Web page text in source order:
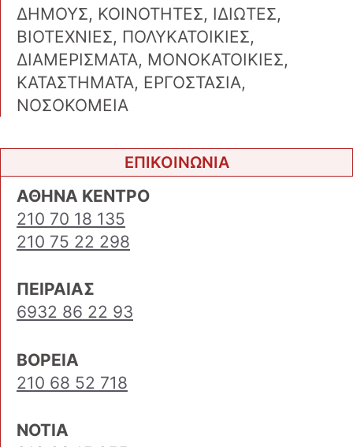
ΔΗΜΟΥΣ, ΚΟΙΝΟΤΗΤΕΣ, ΙΔΙΩΤΕΣ,
ΒΙΟΤΕΧΝΙΕΣ, ΠΟΛΥΚΑΤΟΙΚΙΕΣ,
ΔΙΑΜΕΡΙΣΜΑΤΑ, ΜΟΝΟΚΑΤΟΙΚΙΕΣ,
ΚΑΤΑΣΤΗΜΑΤΑ, ΕΡΓΟΣΤΑΣΙΑ,
ΝΟΣΟΚΟΜΕΙΑ
ΕΠΙΚΟΙΝΩΝΙΑ
ΑΘΗΝΑ ΚΕΝΤΡΟ
210 70 18 135
210 75 22 298
ΠΕΙΡΑΙΑΣ
6932 86 22 93
ΒΟΡΕΙΑ
210 68 52 718
ΝΟΤΙΑ